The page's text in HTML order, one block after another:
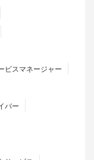
ビスマネージャー
バー